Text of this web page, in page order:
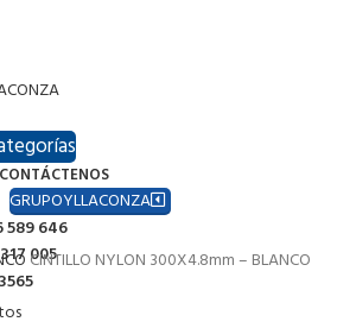
CONTÁCTENOS
GRUPOYLLACONZA
589 646
005
CINTILLO NYLON 300X4.8mm – BLANCO